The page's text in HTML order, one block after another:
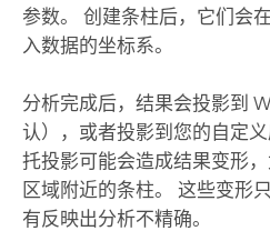
参数。 创建条柱后，它们会
入数据的坐标系。
分析完成后，结果会投影到
认），或者投影到您的自定
托投影可能会造成结果变形
区域附近的条柱。 这些变形
有反映出分析不精确。